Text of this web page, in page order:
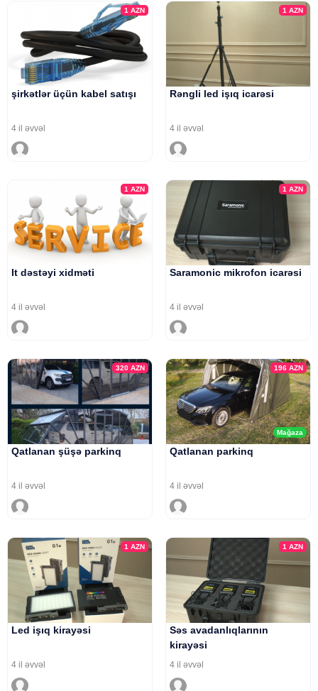
1AZN
şirkətlər üçün kabel satışı
4 il əvvəl
1 AZN
Rəngli led işıq icarəsi
4 il əvvəl
1AZN
It dəstəyi xidməti
4 il əvvəl
1 AZN
Saramonic mikrofon icarəsi
4 il əvvəl
320AZN
Qatlanan şüşə parkinq
4 il əvvəl
Mağaza
196 AZN
Qatlanan parkinq
4 il əvvəl
1AZN
Led işıq kirayəsi
4 il əvvəl
1 AZN
Səs avadanlıqlarının
kirayəsi
4 il əvvəl